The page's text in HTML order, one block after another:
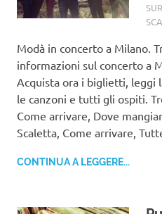
Modà in concerto a Milano.
informazioni sul concerto a
Acquista ora i biglietti, leggi
le canzoni e tutti gli ospiti.
Come arrivare, Dove
Scaletta, Come arrivare,
CONTINUA A LEGGERE...